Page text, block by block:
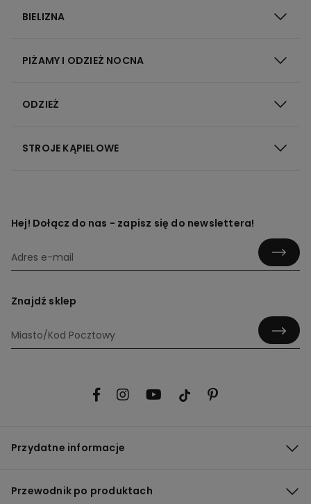
BIELIZNA
PIŻAMY I ODZIEŻ NOCNA
ODZIEŻ
STROJE KĄPIELOWE
Hej! Dołącz do nas - zapisz się do newslettera!
Znajdź sklep
Przydatne informacje
Przewodnik po produktach